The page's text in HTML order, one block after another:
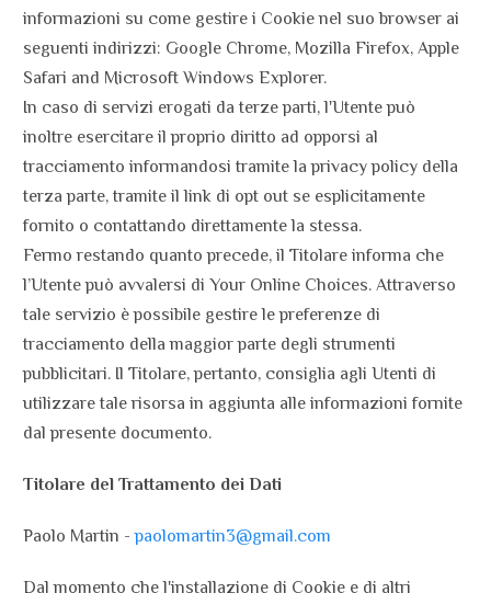
informazioni su come gestire i Cookie nel suo browser ai
seguenti indirizzi: Google Chrome, Mozilla Firefox, Apple
Safari and Microsoft Windows Explorer.
In caso di servizi erogati da terze parti, l'Utente può
inoltre esercitare il proprio diritto ad opporsi al
tracciamento informandosi tramite la privacy policy della
terza parte, tramite il link di opt out se esplicitamente
fornito o contattando direttamente la stessa.
Fermo restando quanto precede, il Titolare informa che
l’Utente può avvalersi di Your Online Choices. Attraverso
tale servizio è possibile gestire le preferenze di
tracciamento della maggior parte degli strumenti
pubblicitari. Il Titolare, pertanto, consiglia agli Utenti di
utilizzare tale risorsa in aggiunta alle informazioni fornite
dal presente documento.
Titolare del Trattamento dei Dati
Paolo Martin -paolomartin3@gmail.com
Dal momento che l'installazione di Cookie e di altri